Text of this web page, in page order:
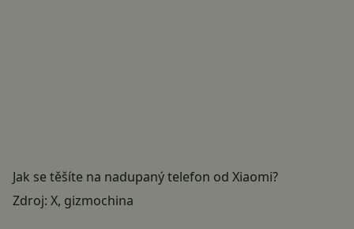
Jak se těšíte na nadupaný telefon od Xiaomi?
Zdroj: X, gizmochina